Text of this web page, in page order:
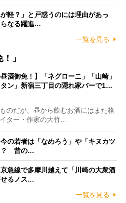
軽？」と戸惑うのには理由があっ
なる躍進…
一覧を見る
」
昼酒御免！】「ネグローニ」「山崎」
タン」新宿三丁目の隠れ家バーで1…
のだが、昼から飲むお酒にはまた格
ター・作家の大竹…
の若者は「なめろう」や「キヌカツ
？ 昔の…
急線で多摩川越えて「川崎の大衆酒
るノス…
一覧を見る